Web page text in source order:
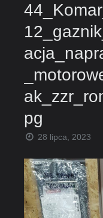
pg
28 lipca, 2023